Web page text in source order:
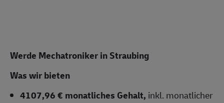
Werde Mechatroniker in Straubing
Was wir bieten
4107,96 € monatliches Gehalt, inkl. monatlicher